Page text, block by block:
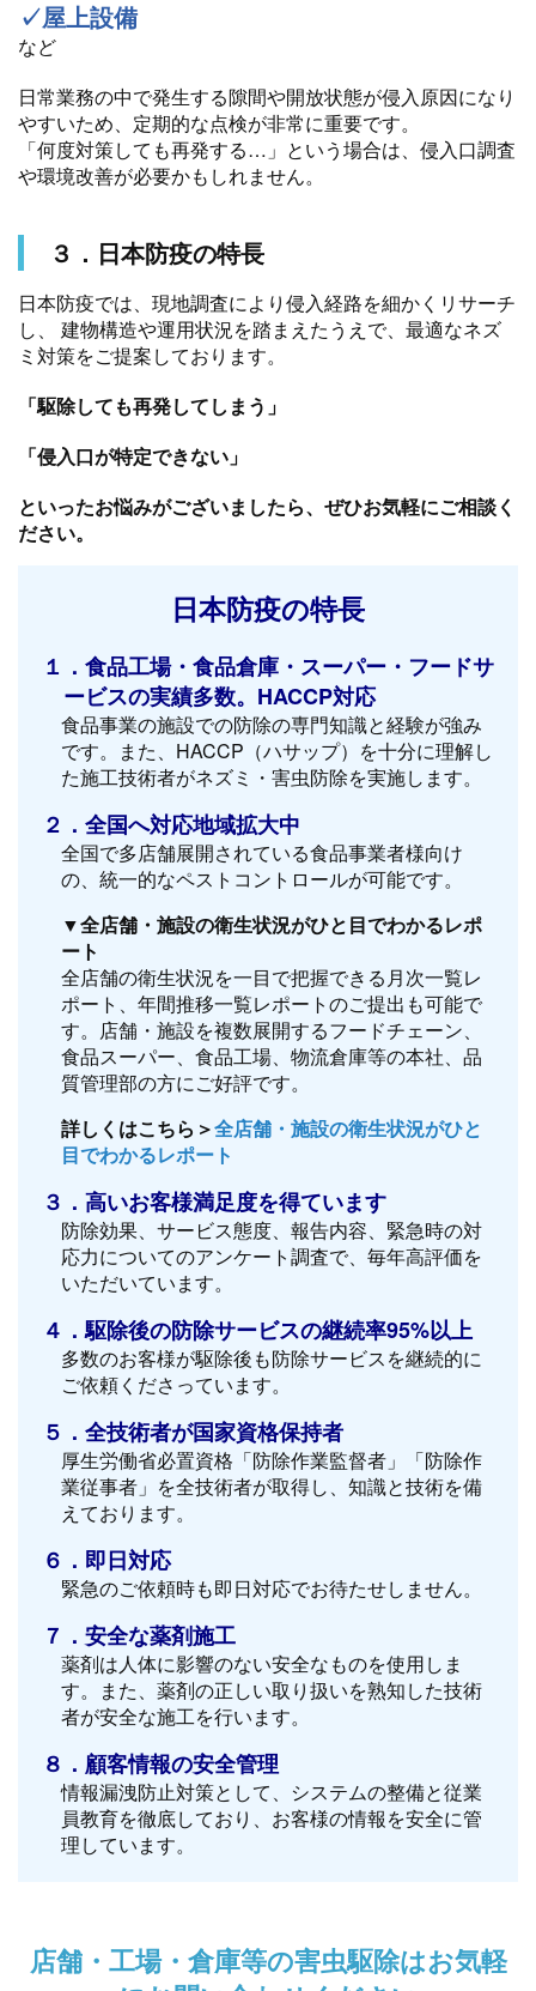
✓屋上設備
など
日常業務の中で発生する隙間や開放状態が侵入原因になり
やすいため、定期的な点検が非常に重要です。
「何度対策しても再発する…」という場合は、侵入口調査
や環境改善が必要かもしれません。
３．日本防疫の特長
日本防疫では、現地調査により侵入経路を細かくリサーチ
し、 建物構造や運用状況を踏まえたうえで、最適なネズ
ミ対策をご提案しております。
「駆除しても再発してしまう」
「侵入口が特定できない」
といったお悩みがございましたら、ぜひお気軽にご相談く
ださい。
日本防疫の特長
１．食品工場・食品倉庫・スーパー・フードサ
ービスの実績多数。HACCP対応
食品事業の施設での防除の専門知識と経験が強み
です。また、HACCP（ハサップ）を十分に理解し
た施工技術者がネズミ・害虫防除を実施します。
２．全国へ対応地域拡大中
全国で多店舗展開されている食品事業者様向け
の、統一的なペストコントロールが可能です。
▼全店舗・施設の衛生状況がひと目でわかるレポ
ート
全店舗の衛生状況を一目で把握できる月次一覧レ
ポート、年間推移一覧レポートのご提出も可能で
す。店舗・施設を複数展開するフードチェーン、
食品スーパー、食品工場、物流倉庫等の本社、品
質管理部の方にご好評です。
詳しくはこちら＞全店舗・施設の衛生状況がひと
目でわかるレポート
３．高いお客様満足度を得ています
防除効果、サービス態度、報告内容、緊急時の対
応力についてのアンケート調査で、毎年高評価を
いただいています。
４．駆除後の防除サービスの継続率95%以上
多数のお客様が駆除後も防除サービスを継続的に
ご依頼くださっています。
５．全技術者が国家資格保持者
厚生労働省必置資格「防除作業監督者」「防除作
業従事者」を全技術者が取得し、知識と技術を備
えております。
６．即日対応
緊急のご依頼時も即日対応でお待たせしません。
７．安全な薬剤施工
薬剤は人体に影響のない安全なものを使用しま
す。また、薬剤の正しい取り扱いを熟知した技術
者が安全な施工を行います。
８．顧客情報の安全管理
情報漏洩防止対策として、システムの整備と従業
員教育を徹底しており、お客様の情報を安全に管
理しています。
店舗・工場・倉庫等の害虫駆除はお気軽